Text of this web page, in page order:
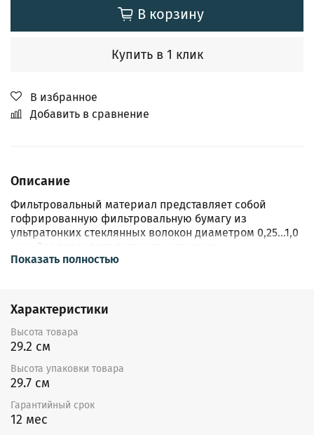
В корзину
Купить в 1 клик
В избранное
Добавить в сравнение
Описание
Фильтровальный материал представляет собой
гофрированную фильтровальную бумагу из
ультратонких стеклянных волокон диаметром 0,25...1,0
мкм. Это позволяет получать материалы с
эффективностью вплоть до 99,999995% с оптимальным
Фильтровальный материал обладает рядом ценных
эксплуатационных характеристик, таких как:
термостойкость, высокоразвитая поверхность волоки
и, как следствие, высокая пылеёмкость.
Для предотвращения слипания соседних складок,
между ними прокладываются клеевые сепараторы по
технологии Minipleat.
Показать полностью
Характеристики
Высота товара
29.2 см
Высота упаковки товара
29.7 см
Гарантийный срок
12 мес